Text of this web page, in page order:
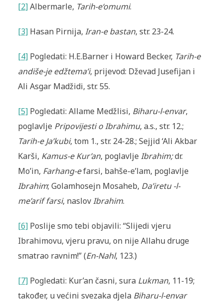
[2]Albermarle, Tarih-e‘omumi.
[3]Hasan Pirnija, Iran-e bastan, str. 23-24.
[4]Pogledati: H.E.Barner i Howard Becker, Tarih-e
andiše-je edžtema’i, prijevod: Dževad Jusefijan i
Ali Asgar Madžidi, str. 55.
[5]Pogledati: Allame Medžlisi, Biharu-l-envar,
poglavlje Pripovijesti o Ibrahimu, a.s., str. 12.;
Tarih-e Ja’kubi, tom 1., str. 24-28.; Sejjid ‘Ali Akbar
Karši, Kamus-e Kur’an, poglavlje Ibrahim;dr.
Mo’in, Farhang-efarsi, bahše-e’lam, poglavlje
Ibrahim; Golamhosejn Mosaheb, Da’iretu -l-
me’arif farsi, naslovIbrahim.
[6]Poslije smo tebi objavili: “Slijedi vjeru
Ibrahimovu, vjeru pravu, on nije Allahu druge
smatrao ravnim!” (En-Nahl, 123.)
[7]Pogledati: Kur’an časni, sura Lukman, 11-19;
također, u većini svezaka djela Biharu-l-envar